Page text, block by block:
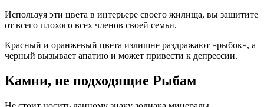
Используя эти цвета в интерьере своего жилища, вы защитите
от всего плохого всех членов своей семьи.
Красный и оранжевый цвета излишне раздражают «рыбок», а
черный вызывает апатию и может привести к депрессии.
Камни, не подходящие Рыбам